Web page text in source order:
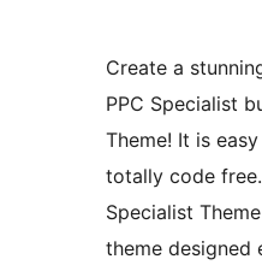
Create a
PPC Specialist
Theme! It is
totally code free.
Specialist
theme designed